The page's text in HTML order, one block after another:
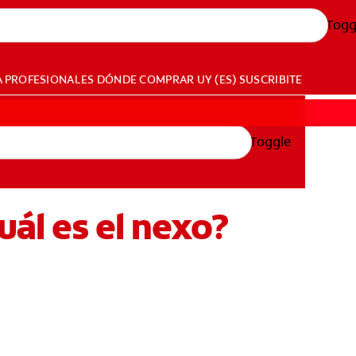
PROFESIONALES DÓNDE COMPRAR UY (ES) SUSCRIBITE
Toggle
es el nexo?